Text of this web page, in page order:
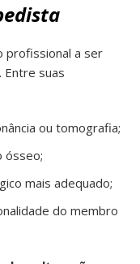
profissional a ser
suas
ou tomografia;
ósseo;
mais adequado;
do membro